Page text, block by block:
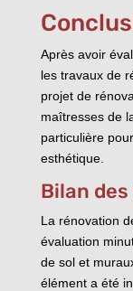
Après avoir
les travaux de
projet de
maîtresses de
particulière
esthétique.
Bilan
La rénovation
évaluation
de sol et
élément a été